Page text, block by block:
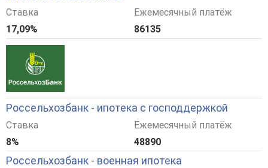
Ставка
17,09%
Ежемесячный платёж
86135
Россельхозбанк - ипотека с господдержкой
Ставка
8%
Ежемесячный платёж
48890
Россельхозбанк - военная ипотека